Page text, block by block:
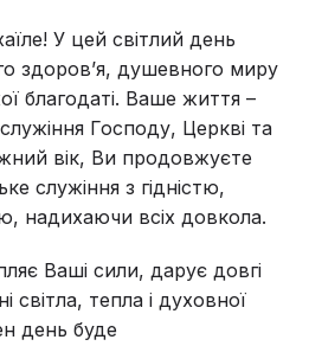
У цей світлий день
здоров’я, душевного миру
благодаті. Ваше життя –
Господу, Церкві та
вік, Ви продовжуєте
служіння з гідністю,
надихаючи всіх довкола.
Ваші сили, дарує довгі
світла, тепла і духовної
день буде